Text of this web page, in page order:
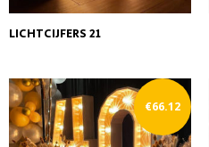
LICHTCIJFERS 21
€66.12